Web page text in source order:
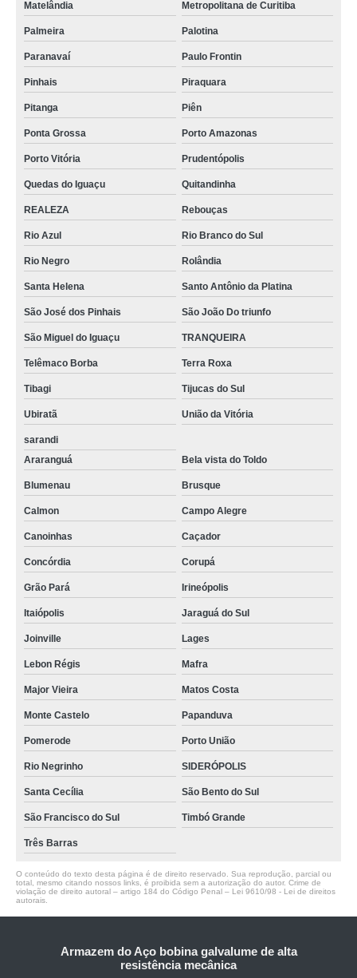
Matelândia Metropolitana de Curitiba
Palmeira Palotina
Paranavaí Paulo Frontin
Pinhais Piraquara
Pitanga Piên
Ponta Grossa Porto Amazonas
Porto Vitória Prudentópolis
Quedas do Iguaçu Quitandinha
REALEZA Rebouças
Rio Azul Rio Branco do Sul
Rio Negro Rolândia
Santa Helena Santo Antônio da Platina
São José dos Pinhais São João Do triunfo
São Miguel do Iguaçu TRANQUEIRA
Telêmaco Borba Terra Roxa
Tibagi Tijucas do Sul
Ubiratã União da Vitória
sarandi
Araranguá
Bela vista do Toldo
Blumenau Brusque
Calmon Campo Alegre
Canoinhas Caçador
Concórdia Corupá
Grão Pará Irineópolis
Itaiópolis Jaraguá do Sul
Joinville Lages
Lebon Régis Mafra
Major Vieira Matos Costa
Monte Castelo Papanduva
Pomerode Porto União
Rio Negrinho SIDERÓPOLIS
Santa Cecília São Bento do Sul
São Francisco do Sul Timbó Grande
Três Barras
O conteúdo do texto desta página é de direito reservado. Sua reprodução, parcial ou
total, mesmo citando nossos links, é proibida sem a autorização do autor. Crime de
violação de direito autoral – artigo 184 do Código Penal – Lei 9610/98 - Lei de direitos
autorais
Armazem do Aço bobina galvalume de alta
resistência mecânica